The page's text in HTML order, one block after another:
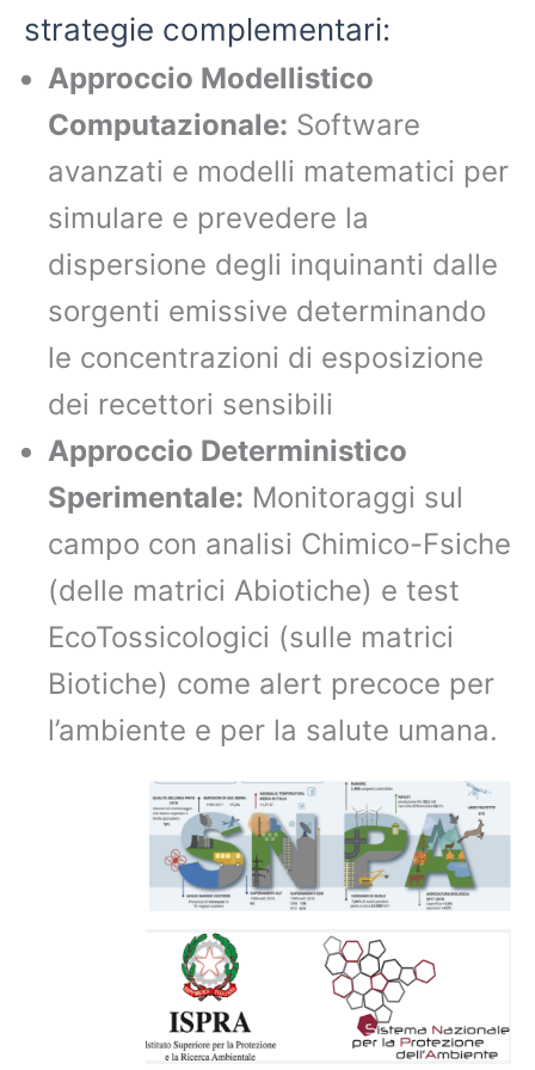
strategie complementari:
Approccio Modellistico
Computazionale: Software
avanzati e modelli matematici per
simulare e prevedere la
dispersione degli inquinanti dalle
sorgenti emissive determinando
le concentrazioni di esposizione
dei recettori sensibili
Approccio Deterministico
Sperimentale: Monitoraggi sul
campo con analisi Chimico-Fsiche
(delle matrici Abiotiche) e test
EcoTossicologici (sulle matrici
Biotiche) come alert precoce per
l’ambiente e per la salute umana.